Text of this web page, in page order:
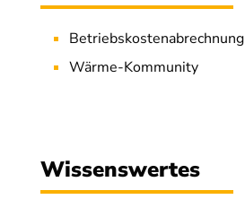
Betriebskostenabrechnung
Wärme-Kommunity
Wissenswertes